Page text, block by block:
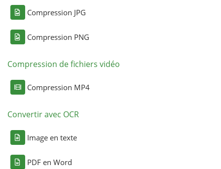
Compression JPG
Compression PNG
Compression de fichiers vidéo
Compression MP4
Convertir avec OCR
Image en texte
PDF en Word